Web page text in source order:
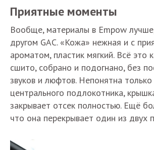
Приятные моменты
Вообще, материалы в Empow
другом GAC. «Кожа» нежная и с
ароматом, пластик мягкий. Всё это
сшито, собрано и подогнано, без
звуков и люфтов. Непонятна только
центрального подлокотника,
закрывает отсек полностью. Ещё
что она перекрывает один из двух